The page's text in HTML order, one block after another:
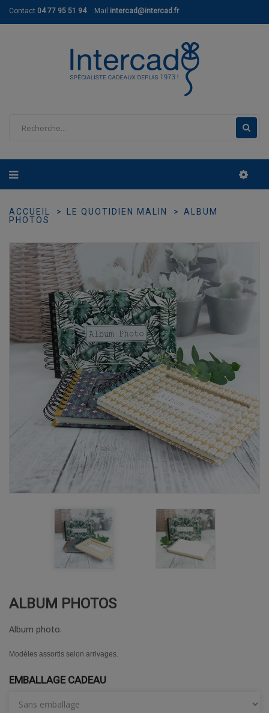
Contact 04 77 95 51 94 Mail intercad@intercad.fr
ACCUEIL LE QUOTIDIEN MALIN
ALBUM
PHOTOS
ALBUM PHOTOS
Album photo.
Modèles assortis selon arrivages.
EMBALLAGE CADEAU